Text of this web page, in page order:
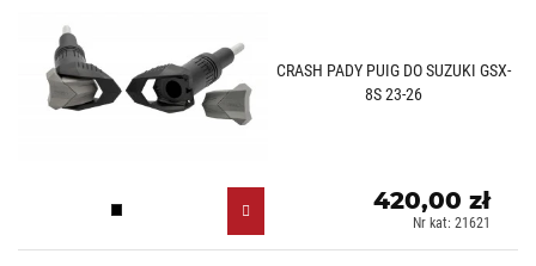
CRASH PADY PUIG DO SUZUKI GSX-
8S 23-26
Czarny (N)
420,00 zł
Nr kat: 21621